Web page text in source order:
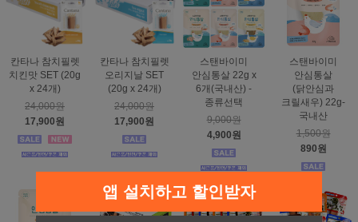
칸타나 참치필렛
치킨맛 SET (20g
x 24개)
24,000원
17,900원
칸타나 참치필렛
오리지날 SET
(20g x 24개)
24,000원
17,900원
스탠바이미
안심통살 22g x
6개(국내산) -
종류선택
9,000원
4,900원
스탠바이미
안심통살
(닭안심과
크릴새우) 22g-
국내산
1,500원
890원
앱 설치하고 할인받자